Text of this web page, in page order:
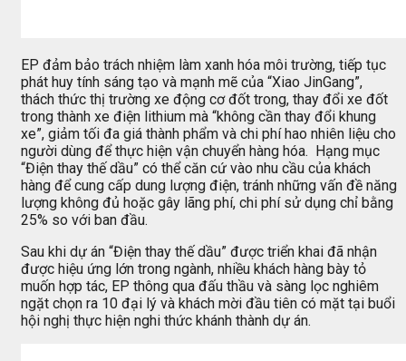
EP đảm bảo trách nhiệm làm xanh hóa môi trường, tiếp tục
phát huy tính sáng tạo và mạnh mẽ của “Xiao JinGang”,
thách thức thị trường xe động cơ đốt trong, thay đổi xe đốt
trong thành xe điện lithium mà “không cần thay đổi khung
xe”, giảm tối đa giá thành phẩm và chi phí hao nhiên liệu cho
người dùng để thực hiện vận chuyển hàng hóa. Hạng mục
“Điện thay thế dầu” có thể căn cứ vào nhu cầu của khách
hàng để cung cấp dung lượng điện, tránh những vấn đề năng
lượng không đủ hoặc gây lãng phí, chi phí sử dụng chỉ bằng
25% so với ban đầu.
Sau khi dự án “Điện thay thế dầu” được triển khai đã nhận
được hiệu ứng lớn trong ngành, nhiều khách hàng bày tỏ
muốn hợp tác, EP thông qua đấu thầu và sàng lọc nghiêm
ngặt chọn ra 10 đại lý và khách mời đầu tiên có mặt tại buổi
hội nghị thực hiện nghi thức khánh thành dự án.